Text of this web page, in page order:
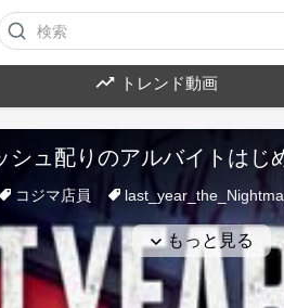
トレンド動画